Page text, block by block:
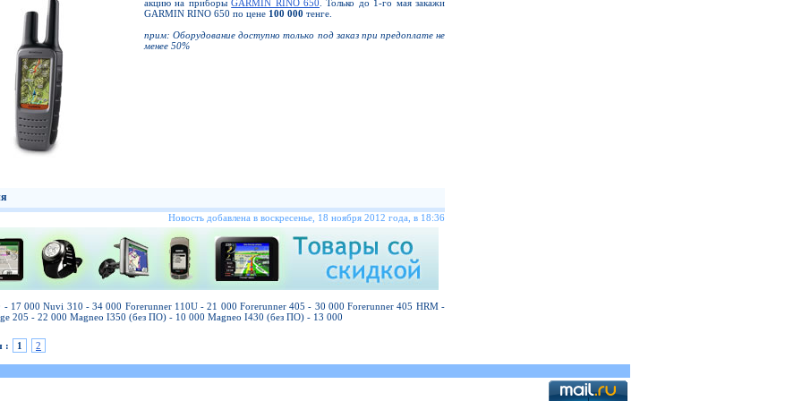
акцию на приборыGARMIN RINO 650 . Только до 1-го мая закажи
GARMIN RINO 650 по цене 100 000 тенге.
прим: Оборудование доступно только под заказ при предоплате не
менее 50%
Новость добавлена в воскресенье, 18 ноября 2012 года, в 18:36
- 17 000 Nuvi 310 - 34 000 Forerunner 110U - 21 000 Forerunner 405 - 30 000 Forerunner 405 HRM -
205 - 22 000 Magneo I350 (без ПО) - 10 000 Magneo I430 (без ПО) - 13 000
: 1 2